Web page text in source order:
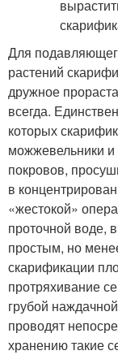
Для
растений
дружное
всегда.
которых
можжевельники
покровов,
в
«жестокой»
проточной воде,
простым, но
скарификации
протряхивание
грубой
проводят
хранению такие